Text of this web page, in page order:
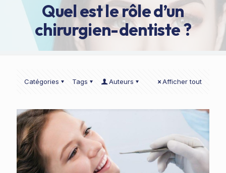
Quel est le rôle d’un
chirurgien-dentiste ?
Catégories Tags Auteurs Afficher tout